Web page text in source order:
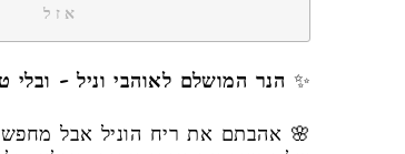
אזל
✨ הנר המושלם לאוהבי וניל - ובלי
🌸 אהבתם את ריח הוניל אבל